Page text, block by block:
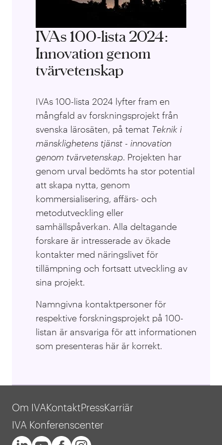
IVAs 100-lista 2024:
Innovation genom
tvärvetenskap
IVAs 100-lista 2024 lyfter fram en
mångfald av forskningsprojekt från
svenska lärosäten, på temat Teknik i
mänsklighetens tjänst - innovation
genom tvärvetenskap. Projekten har
genom urval bedömts ha stor potential
att skapa nytta, genom
kommersialisering, affärs- och
metodutveckling eller
samhällspåverkan. Alla deltagande
forskare är intresserade av ökade
kontakter med näringslivet för
tillämpning och fortsatt utveckling av
sina projekt.
Namngivna kontaktpersoner för
respektive forskningsprojekt på 100-
listan är ansvariga för att informationen
som presenteras här är korrekt.
Om IVAKontaktPressKarriär
IVA Konferenscenter